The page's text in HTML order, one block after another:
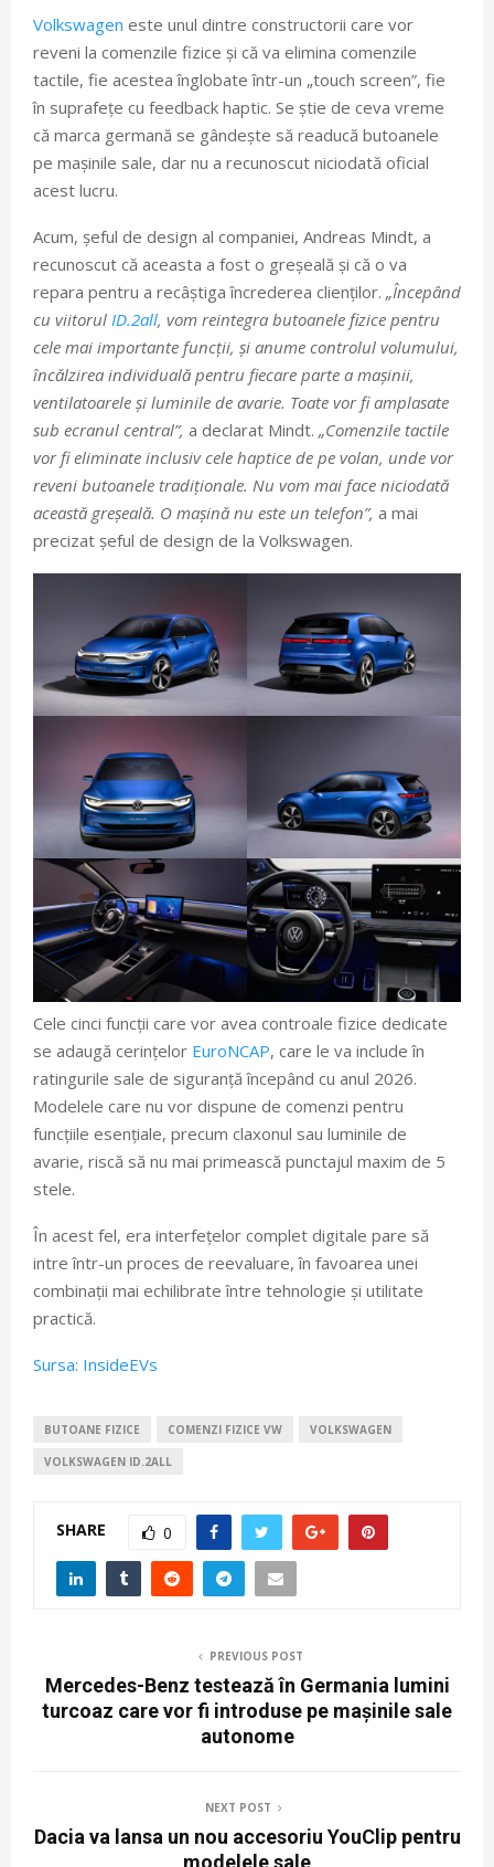
Volkswagen este unul dintre constructorii care vor
reveni la comenzile fizice și că va elimina comenzile
tactile, fie acestea înglobate într-un „touch screen”, fie
în suprafețe cu feedback haptic. Se știe de ceva vreme
că marca germană se gândește să readucă butoanele
pe mașinile sale, dar nu a recunoscut niciodată oficial
acest lucru.
Acum, șeful de design al companiei, Andreas Mindt, a
recunoscut că aceasta a fost o greșeală și că o va
repara pentru a recâștiga încrederea clienților. „Începând
cu viitorul ID.2all, vom reintegra butoanele fizice pentru
cele mai importante funcții, și anume controlul volumului,
încălzirea individuală pentru fiecare parte a mașinii,
ventilatoarele și luminile de avarie. Toate vor fi amplasate
sub ecranul central”, a declarat Mindt. „Comenzile tactile
vor fi eliminate inclusiv cele haptice de pe volan, unde vor
reveni butoanele tradiționale. Nu vom mai face niciodată
această greșeală. O mașină nu este un telefon”, a mai
precizat șeful de design de la Volkswagen.
Cele cinci funcții care vor avea controale fizice dedicate
se adaugă cerințelor EuroNCAP, care le va include în
ratingurile sale de siguranță începând cu anul 2026.
Modelele care nu vor dispune de comenzi pentru
funcțiile esențiale, precum claxonul sau luminile de
avarie, riscă să nu mai primească punctajul maxim de 5
stele.
În acest fel, era interfețelor complet digitale pare să
intre într-un proces de reevaluare, în favoarea unei
combinații mai echilibrate între tehnologie și utilitate
practică.
Sursa: InsideEVs
BUTOANE FIZICE COMENZI FIZICE VW VOLKSWAGEN
VOLKSWAGEN ID.2ALL
SHARE 0
PREVIOUS POST
Mercedes-Benz testează în Germania lumini
turcoaz care vor fi introduse pe mașinile sale
autonome
NEXT POST
Dacia va lansa un nou accesoriu YouClip pentru
modelele sale